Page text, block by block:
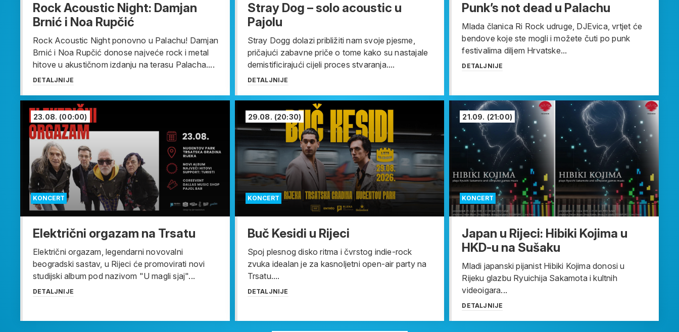
Rock Acoustic Night: Damjan
Brnić i Noa Rupčić
Rock Acoustic Night ponovno u Palachu! Damjan
Brnić i Noa Rupčić donose najveće rock i metal
hitove u akustičnom izdanju na terasu Palacha....
DETALJNIJE
Stray Dog – solo acoustic u
Pajolu
Stray Dogg dolazi približiti nam svoje pjesme,
pričajući zabavne priče o tome kako su nastajale
demistificirajući cijeli proces stvaranja....
DETALJNIJE
Punk’s not dead u Palachu
Mlada članica Ri Rock udruge, DJEvica, vrtjet će
bendove koje ste mogli i možete čuti po punk
festivalima diljem Hrvatske...
DETALJNIJE
KONCERT
23.08. (00:00)
Električni orgazam na Trsatu
Električni orgazam, legendarni novovalni
beogradski sastav, u Rijeci će promovirati novi
studijski album pod nazivom "U magli sjaj"...
DETALJNIJE
KONCERT
29.08. (20:30)
Buč Kesidi u Rijeci
Spoj plesnog disko ritma i čvrstog indie-rock
zvuka idealan je za kasnoljetni open-air party na
Trsatu....
DETALJNIJE
KONCERT
21.09. (21:00)
Japan u Rijeci: Hibiki Kojima u
HKD-u na Sušaku
Mladi japanski pijanist Hibiki Kojima donosi u
Rijeku glazbu Ryuichija Sakamota i kultnih
videoigara...
DETALJNIJE